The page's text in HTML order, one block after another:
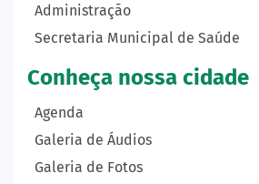
Administração
Secretaria Municipal de Saúde
Conheça nossa cidade
Agenda
Galeria de Áudios
Galeria de Fotos